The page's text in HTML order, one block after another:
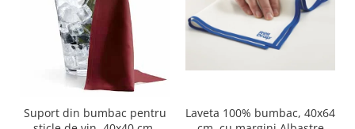
Suport din bumbac pentru
Laveta 100% bumbac, 40x64